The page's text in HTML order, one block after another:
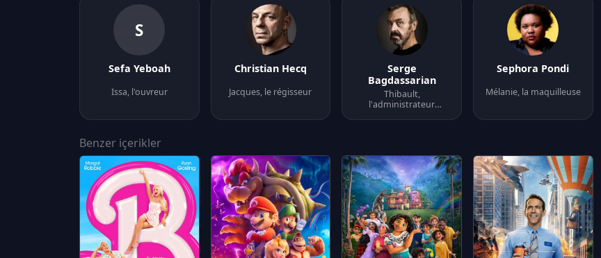
S
Sefa Yeboah
Issa, l'ouvreur
Christian Hecq
Jacques, le régisseur
Serge
Bagdassarian
Thibault,
l'administrateur
Sephora Pondi
Mélanie, la maquilleuse
Benzer içerikler